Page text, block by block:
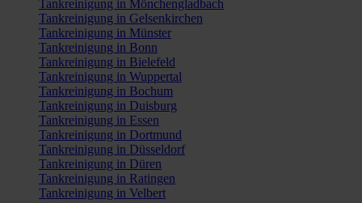
Tankreinigung in Mönchengladbach
Tankreinigung in Gelsenkirchen
Tankreinigung in Münster
Tankreinigung in Bonn
Tankreinigung in Bielefeld
Tankreinigung in Wuppertal
Tankreinigung in Bochum
Tankreinigung in Duisburg
Tankreinigung in Essen
Tankreinigung in Dortmund
Tankreinigung in Düsseldorf
Tankreinigung in Düren
Tankreinigung in Ratingen
Tankreinigung in Velbert